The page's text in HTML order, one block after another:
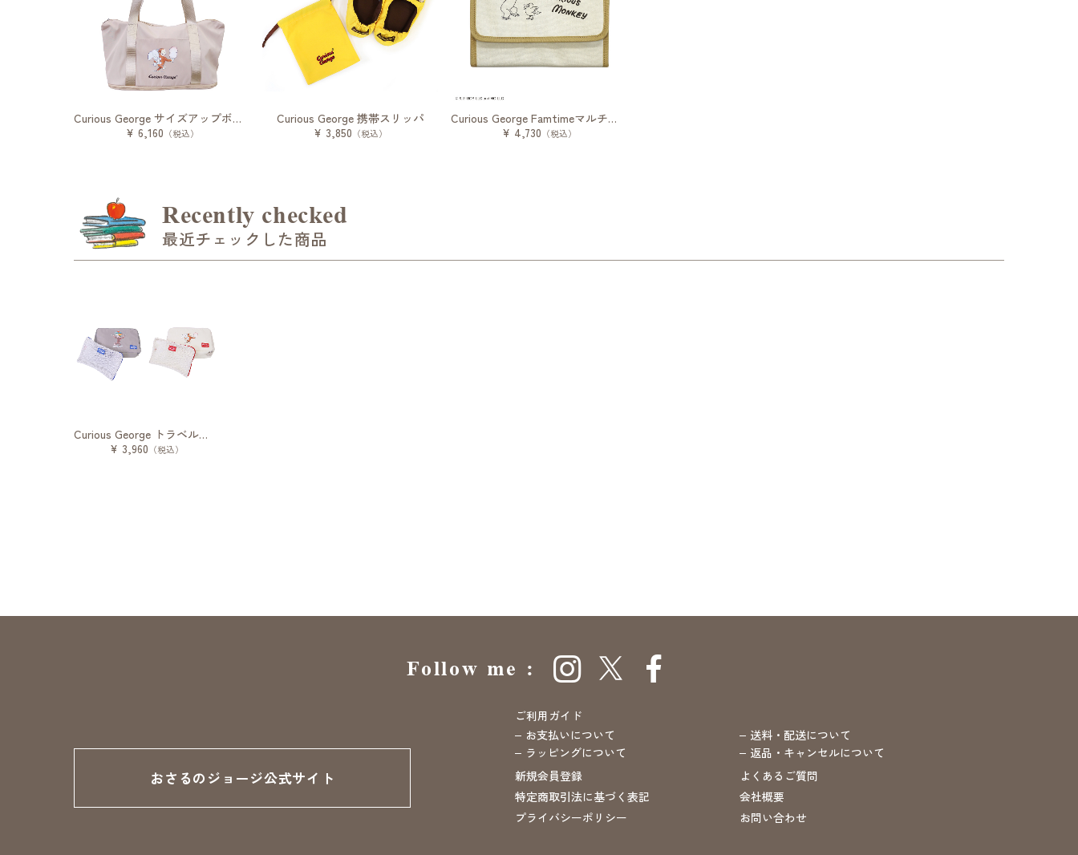
Curious George サイズアップボストン
¥ 6,160 （税込）
Curious George 携帯スリッパ
¥ 3,850 （税込）
Curious George Famtimeマルチケース
¥ 4,730 （税込）
Recently checked
最近チェックした商品
Curious George トラベルケースセット
¥ 3,960 （税込）
おさるのジョージ公式サイト
ご利用ガイド
お支払いについて
送料・配送について
ラッピングについて
返品・キャンセルについて
新規会員登録
よくあるご質問
特定商取引法に基づく表記
会社概要
プライバシーポリシー
お問い合わせ